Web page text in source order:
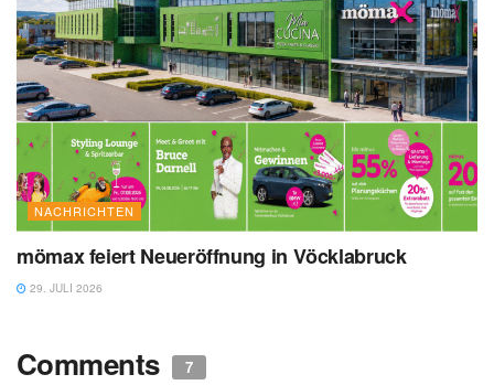
NACHRICHTEN
mömax feiert Neueröffnung in Vöcklabruck
29. JULI 2026
Comments 7